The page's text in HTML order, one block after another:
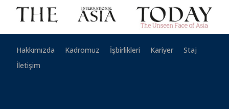
Hakkımızda Kadromuz İşbirlikleri Kariyer
Staj
İletişim